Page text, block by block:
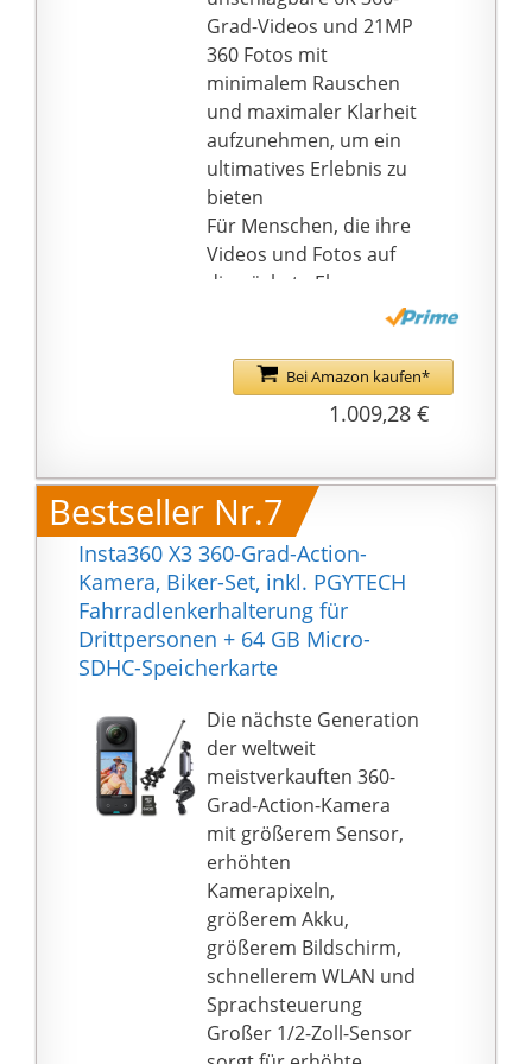
1x 64GB MicroSD-Karte,
und 1x ONE X2
Linsenkappe.
Grad-Videos und 21MP
360 Fotos mit
minimalem Rauschen
und maximaler Klarheit
aufzunehmen, um ein
ultimatives Erlebnis zu
bieten
Für Menschen, die ihre
Videos und Fotos auf
die nächste Ebene
bringen möchten. Die
360 Edition ist eine
Verbraucher 360
Bildqualität und
Kreativität in einem
tragbaren Formfaktor
bietet, ohne dabei die
Bildqualität zu
beeinträchtigen.
In Zusammenarbeit mit
Leica hergestellt, um
seine legendäre
Expertise in optischem
Design und modernster
Bildgebung auf 360
Kameras zu bringen
FlowState 6-Achsen-
Stabilisierung und ein
proprietärer
Bildstabilisationsalgorit
hmus kommen
zusammen mit dem
IPX3-wasserdichten
Körper, um unglaublich
Bei Amazon kaufen*
1.009,28 €
Bestseller Nr.7
Insta360 X3 360-Grad-Action-
Kamera, Biker-Set, inkl. PGYTECH
Fahrradlenkerhalterung für
Drittpersonen + 64 GB Micro-
SDHC-Speicherkarte
Die nächste Generation
der weltweit
meistverkauften 360-
Grad-Action-Kamera
mit größerem Sensor,
erhöhten
Kamerapixeln,
größerem Akku,
größerem Bildschirm,
schnellerem WLAN und
Sprachsteuerung
Großer 1/2-Zoll-Sensor